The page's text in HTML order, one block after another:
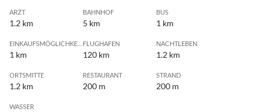
ARZT
1.2 km
BAHNHOF
5 km
BUS
1 km
1 km
FLUGHAFEN
120 km
NACHTLEBEN
1.2 km
ORTSMITTE
1.2 km
RESTAURANT
200 m
STRAND
200 m
WASSER